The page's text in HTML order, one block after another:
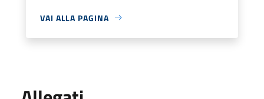
VAI ALLA PAGINA